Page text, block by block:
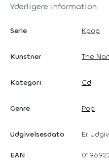
Yderligere information
Serie Kpop
Kunstner The
Kategori Cd
Genre Pop
Udgivelsesdato Er
EAN